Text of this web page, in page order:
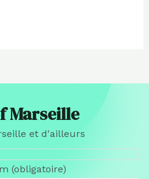
Marseille
et d'ailleurs
(obligatoire)